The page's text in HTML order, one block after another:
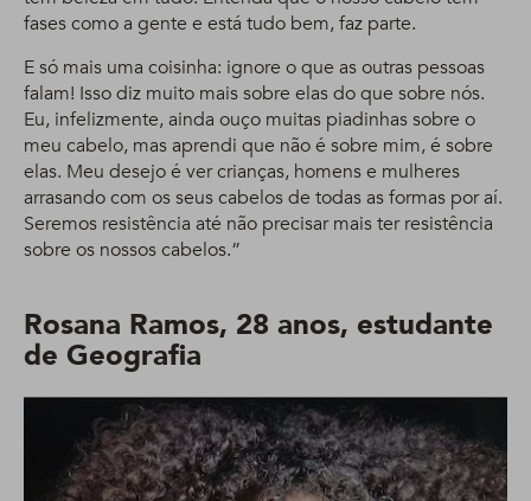
fases como a gente e está tudo bem, faz parte.
E só mais uma coisinha: ignore o que as outras pessoas
falam! Isso diz muito mais sobre elas do que sobre nós.
Eu, infelizmente, ainda ouço muitas piadinhas sobre o
meu cabelo, mas aprendi que não é sobre mim, é sobre
elas. Meu desejo é ver crianças, homens e mulheres
arrasando com os seus cabelos de todas as formas por aí.
Seremos resistência até não precisar mais ter resistência
sobre os nossos cabelos.”
Rosana Ramos, 28 anos, estudante
de Geografia